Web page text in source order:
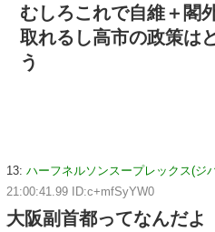
むしろこれで自維＋閣
取れるし高市の政策は
う
13: ハーフネルソンスープレックス(ジ
21:00:41.99 ID:c+mfSyYW0
大阪副首都ってなんだよ